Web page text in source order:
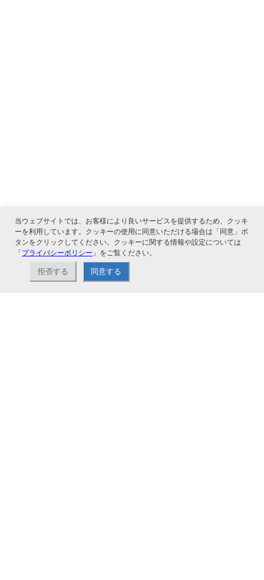
関連サービス
当ウェブサイトでは、お客様により良いサービスを提供するため、クッキ
ーを利用しています。クッキーの使用に同意いただける場合は「同意」ボ
タンをクリックしてください。クッキーに関する情報や設定については
「プライバシーポリシー 」をご覧ください。
拒否する 同意する